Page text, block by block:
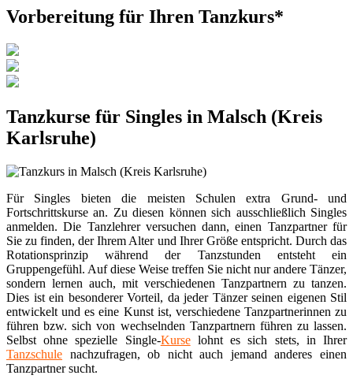
Vorbereitung für Ihren Tanzkurs*
Tanzkurse für Singles in Malsch (Kreis
Karlsruhe)
Für Singles bieten die meisten Schulen extra Grund- und
Fortschrittskurse an. Zu diesen können sich ausschließlich Singles
anmelden. Die Tanzlehrer versuchen dann, einen Tanzpartner für
Sie zu finden, der Ihrem Alter und Ihrer Größe entspricht. Durch das
Rotationsprinzip während der Tanzstunden entsteht ein
Gruppengefühl. Auf diese Weise treffen Sie nicht nur andere Tänzer,
sondern lernen auch, mit verschiedenen Tanzpartnern zu tanzen.
Dies ist ein besonderer Vorteil, da jeder Tänzer seinen eigenen Stil
entwickelt und es eine Kunst ist, verschiedene Tanzpartnerinnen zu
führen bzw. sich von wechselnden Tanzpartnern führen zu lassen.
Selbst ohne spezielle Single-Kurselohnt es sich stets, in Ihrer
Tanzschule nachzufragen, ob nicht auch jemand anderes einen
Tanzpartner sucht.